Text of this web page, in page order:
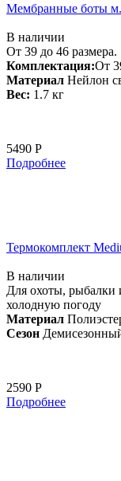
Мембранные боты
В наличии
От 39 до 46 размера.
Комплектация:От
Материал Нейлон
Вес: 1.7 кг
5490 Р
Подробнее
Термокомплект
В наличии
Для охоты, рыбалки
холодную погоду
Материал
Сезон
2590 Р
Подробнее